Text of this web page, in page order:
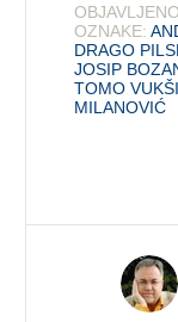
OZNAKE:
DRAGO
JOSIP
TOMO
MILANOVIĆ